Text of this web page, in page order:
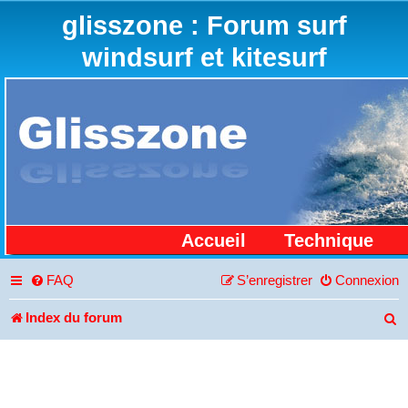
glisszone : Forum surf
windsurf et kitesurf
Accueil Technique
FAQ Connexion
S’enregistrer
Index du forum